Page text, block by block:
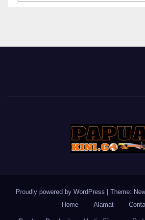
Proudly powered by WordPress Theme:
Home
Alamat